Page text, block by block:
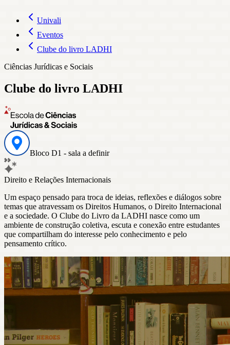
Univali
Eventos
Clube do livro LADHI
Ciências Jurídicas e Sociais
Clube do livro LADHI
Bloco D1 - sala a definir
Direito e Relações Internacionais
Um espaço pensado para troca de ideias, reflexões e diálogos sobre
temas que atravessam os Direitos Humanos, o Direito Internacional
e a sociedade. O Clube do Livro da LADHI nasce como um
ambiente de construção coletiva, escuta e conexão entre estudantes
que compartilham do interesse pelo conhecimento e pelo
pensamento crítico.